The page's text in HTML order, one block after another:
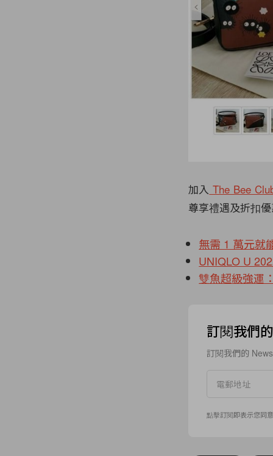
加入 The Bee
尊享禮遇及折扣
無需 1 萬元就
UNIQLO U
雙魚超級強運
訂閱我們
訂閱我們的
點擊訂閱即表示您同